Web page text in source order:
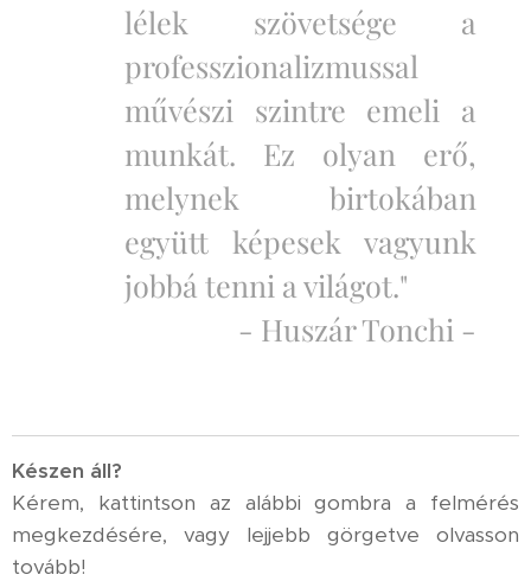
lélek szövetsége a
professzionalizmussal
művészi szintre emeli a
munkát. Ez olyan erő,
melynek birtokában
együtt képesek vagyunk
jobbá tenni a világot."
- Huszár Tonchi -
Készen áll?
Kérem, kattintson az alábbi gombra a felmérés
megkezdésére, vagy lejjebb görgetve olvasson
tovább!